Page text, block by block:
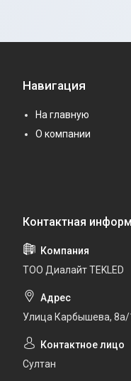
Навигация
На главную
О компании
ТОО Диалайт TEKLED
Улица Карбышева, 8а/
Султан